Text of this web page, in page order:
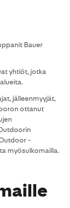
Bauer
yhtiöt, jotka
jälleenmyyjät,
ottanut
-
myösulkomailla.